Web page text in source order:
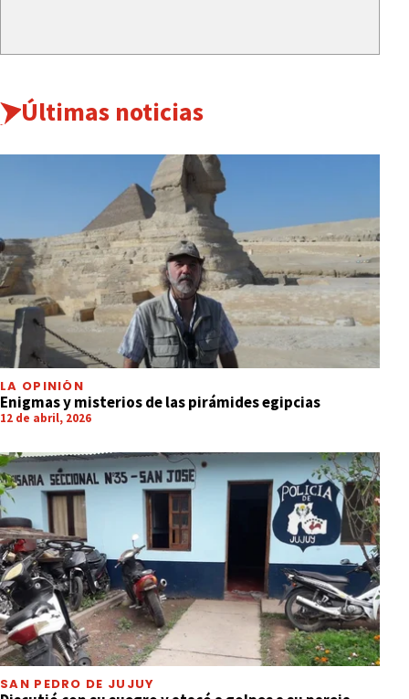
Últimas noticias
LA OPINIÓN
Enigmas y misterios de las pirámides egipcias
12 de abril, 2026
SAN PEDRO DE JUJUY